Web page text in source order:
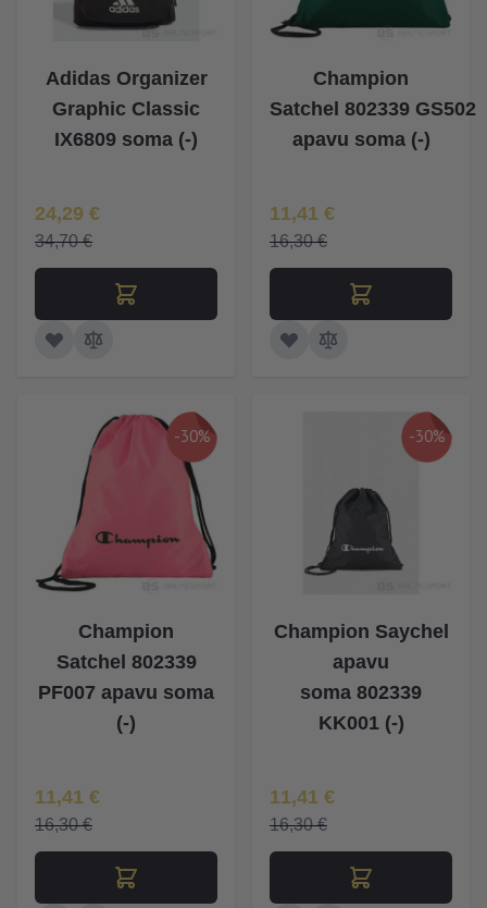
Adidas Organizer
Graphic Classic
IX6809 soma (-)
Īpaša Cena
24,29 €
34,70 €
Champion
Satchel 802339 GS502
apavu soma (-)
Īpaša Cena
11,41 €
16,30 €
-30%
Champion
Satchel 802339
PF007 apavu soma
(-)
Īpaša Cena
11,41 €
16,30 €
-30%
Champion Saychel
apavu
soma 802339
KK001 (-)
Īpaša Cena
11,41 €
16,30 €